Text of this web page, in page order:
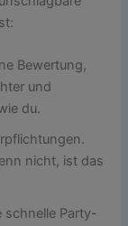
Bewertung,
und
du.
nicht, ist das
schnelle Party-